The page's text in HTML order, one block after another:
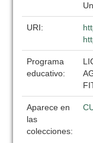
URI:
Programa
educativo:
Aparece en
las
colecciones: